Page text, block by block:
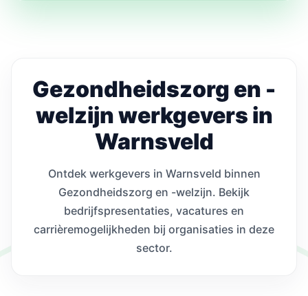
Gezondheidszorg en -
welzijn werkgevers in
Warnsveld
Ontdek werkgevers in Warnsveld binnen
Gezondheidszorg en -welzijn. Bekijk
bedrijfspresentaties, vacatures en
carrièremogelijkheden bij organisaties in deze
sector.